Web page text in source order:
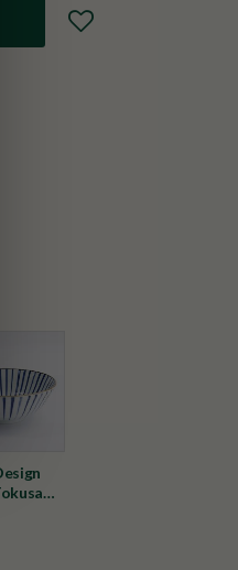
Lägg till i favoriter